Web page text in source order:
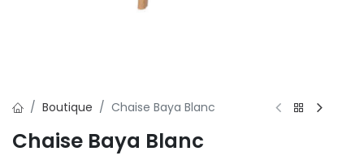
Boutique Chaise Baya Blanc
Chaise Baya Blanc